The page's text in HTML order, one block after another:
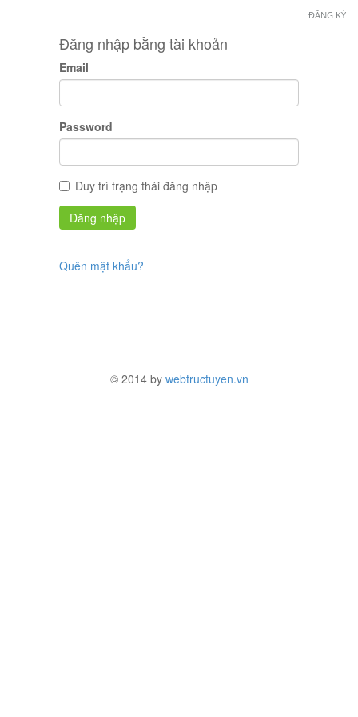
ĐĂNG KÝ
Đăng nhập bằng tài khoản
Email
Password
Duy trì trạng thái đăng nhập
Quên mật khẩu?
© 2014 by webtructuyen.vn